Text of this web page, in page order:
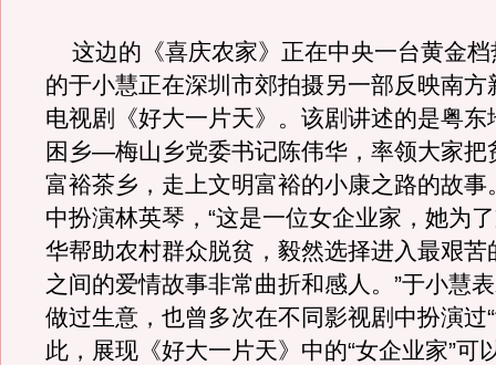
这边的《喜庆农家》正在中央一台黄金档
的于小慧正在深圳市郊拍摄另一部反映南方
电视剧《好大一片天》。该剧讲述的是粤东
困乡—梅山乡党委书记陈伟华，率领大家把
富裕茶乡，走上文明富裕的小康之路的故事
中扮演林英琴，“这是一位女企业家，她为
华帮助农村群众脱贫，毅然选择进入最艰苦
之间的爱情故事非常曲折和感人。”于小慧
做过生意，也曾多次在不同影视剧中扮演过
此，展现《好大一片天》中的“女企业家”可